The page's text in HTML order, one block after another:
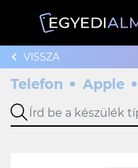
VISSZA
Telefon Apple